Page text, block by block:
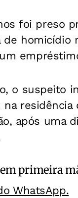
foi preso
de homicídio
o suspeito
residência
após uma
em primeira
WhatsApp.